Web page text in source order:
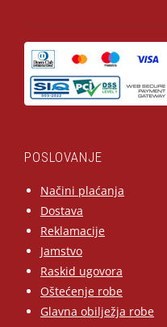
POSLOVANJE
Načini plaćanja
Dostava
Reklamacije
Jamstvo
Raskid ugovora
Oštećenje robe
Glavna obilježja robe